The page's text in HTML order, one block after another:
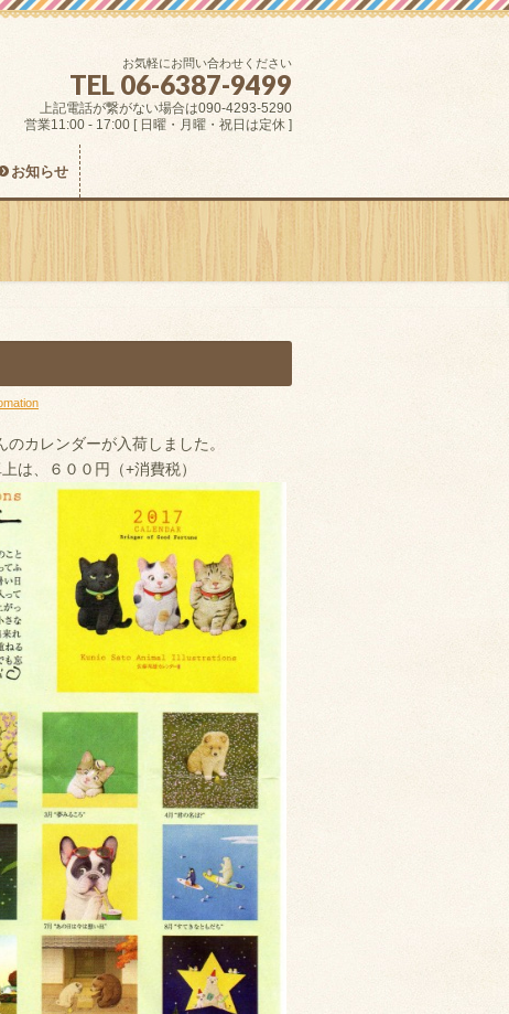
お気軽にお問い合わせください
TEL 06-6387-9499
上記電話が繋がない場合は090-4293-5290
営業11:00 - 17:00 [ 日曜・月曜・祝日は定休 ]
お知らせ
カレンダーが入荷しました。
は、６００円（+消費税）